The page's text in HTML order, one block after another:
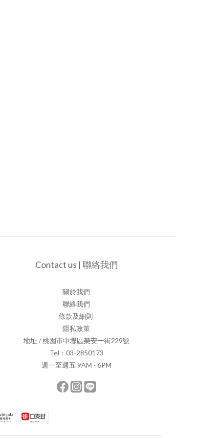
Contact us | 聯絡我們
關於我們
聯絡我們
條款及細則
隱私政策
地址 / 桃園市中壢區榮安一街229號
Tel：03-2850173
週一至週五 9AM - 6PM